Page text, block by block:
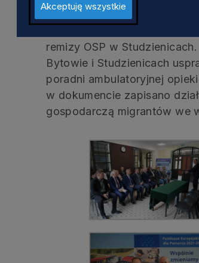
wsparcia usług
Gminnego Ośrodka
remizy OSP w
Bytowie i Studzienicach
poradni ambulatoryjnej
w dokumencie zapisano
gospodarczą migrantów we
Akceptuję wszystkie